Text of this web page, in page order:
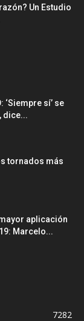
Un Estudio
‘Siempre sí’ se
dice...
tornados más
aplicación
Marcelo...
7282